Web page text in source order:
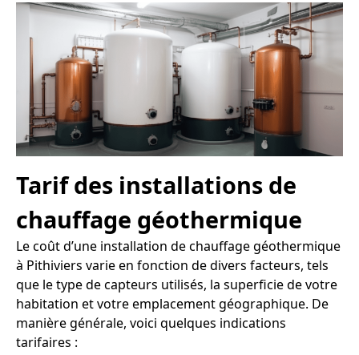
Tarif des installations de
chauffage géothermique
Le coût d’une installation de chauffage géothermique
à Pithiviers varie en fonction de divers facteurs, tels
que le type de capteurs utilisés, la superficie de votre
habitation et votre emplacement géographique. De
manière générale, voici quelques indications
tarifaires :